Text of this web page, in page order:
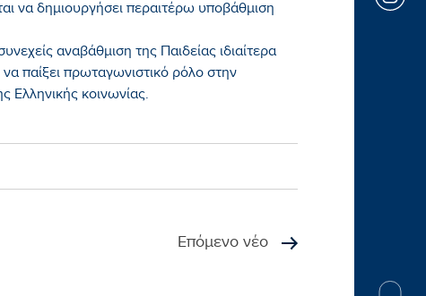
να δημιουργήσει περαιτέρω υποβάθμιση
αναβάθμιση της Παιδείας ιδιαίτερα
παίξει πρωταγωνιστικό ρόλο στην
Ελληνικής κοινωνίας.
Επόμενο νέο